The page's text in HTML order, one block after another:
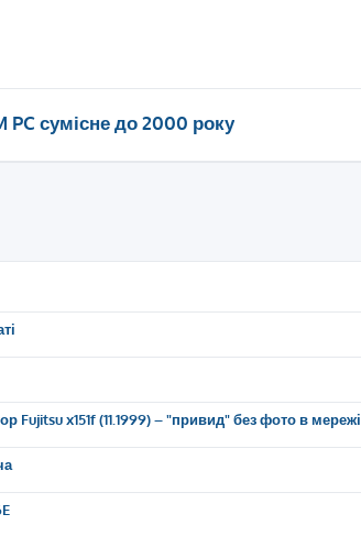
PC сумісне до 2000 року
Fujitsu x151f (11.1999) – "привид" без фото в мережі